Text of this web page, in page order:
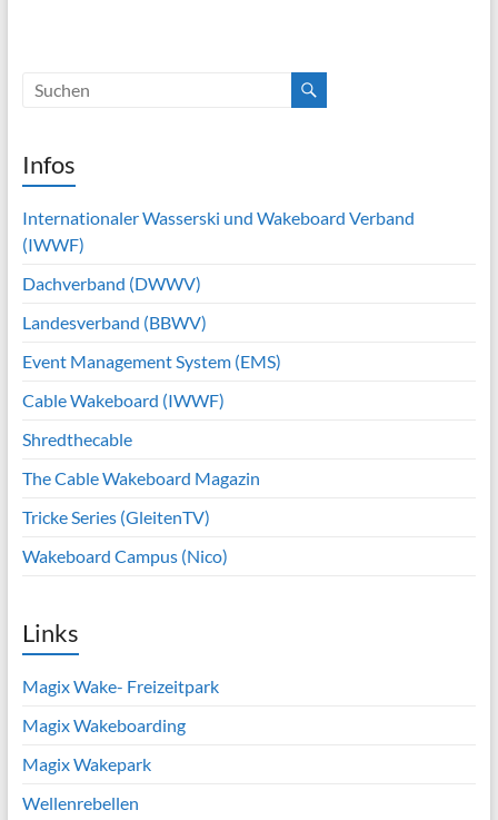
Infos
Internationaler Wasserski und Wakeboard Verband
(IWWF)
Dachverband (DWWV)
Landesverband (BBWV)
Event Management System (EMS)
Cable Wakeboard (IWWF)
Shredthecable
The Cable Wakeboard Magazin
Tricke Series (GleitenTV)
Wakeboard Campus (Nico)
Links
Magix Wake- Freizeitpark
Magix Wakeboarding
Magix Wakepark
Wellenrebellen